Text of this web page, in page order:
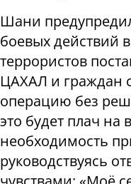
Шани
боевых действий
террористов
ЦАХАЛ и граждан
операцию без
это будет плач на
необходимость
руководствуясь